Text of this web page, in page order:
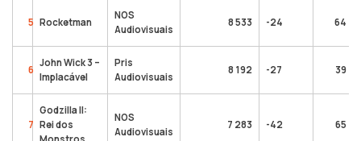
5 Rocketman
NOS
Audiovisuais
8 533 -24 64
6
John Wick 3 –
Implacável
Pris
Audiovisuais
8 192 -27 39
7
Godzilla II:
Rei dos
NOS
Audiovisuais
7 283 -42 65